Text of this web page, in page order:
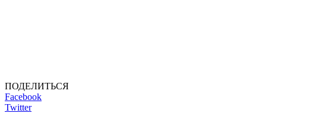
ПОДЕЛИТЬСЯ
Facebook
Twitter